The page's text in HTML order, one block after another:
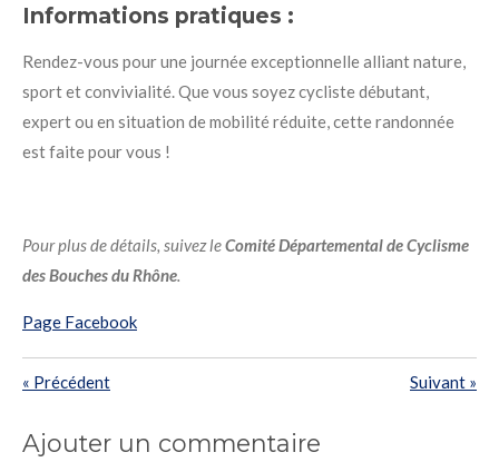
Informations pratiques :
Rendez-vous pour une journée exceptionnelle alliantnature,
sport et convivialité. Que vous soyez cycliste débutant,
expert ou en situation de mobilité réduite, cette randonnée
est faite pour vous !
Pour plus de détails, suivez leComité Départemental de Cyclisme
des Bouches du Rhône.
Page Facebook
« Précédent Suivant »
Ajouter un commentaire